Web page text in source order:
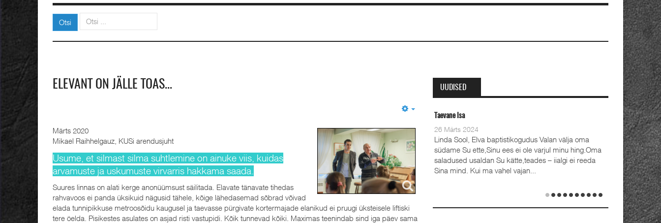
Otsi Otsi
ELEVANT ON JÄLLE TOAS...
Märts 2020
Mikael Raihhelgauz, KUSi arendusjuht
Usume, et silmast silma suhtlemine on ainuke viis, kuidas
arvamuste ja uskumuste virvarris hakkama saada.
Suures linnas on alati kerge anonüümsust säilitada. Elavate tänavate tihedas
rahvavoos ei panda üksikuid nägusid tähele, kõige lähedasemad sõbrad võivad
elada tunnipikkuse metroosõidu kaugusel ja taevasse pürgivate kortermajade elanikud ei pruugi üksteisele liftiski
tere öelda. Pisikestes asulates on asjad risti vastupidi. Kõik tunnevad kõiki. Maximas teenindab sind iga päev sama
UUDISED
26 Märts 2024
Linda Sool, Elva baptistikogudus Valan välja oma
südame Su ette,Sinu ees ei ole varjul minu hing.Oma
saladused usaldan Su kätte,teades – iialgi ei reeda
Sina mind. Kui ma vahel vajan...
Oleviste kahe pastori ordineerimine
Detsember 2023 Kaks aastat
advendipühapäeval seati
koguduses pastoriteks Teet
ja Rait Tõnnori (35), kelle kõrval
abikaasad Külli ja Hanna-Emilia.
toimus samuti 1. advendil, 3. detsembril
Jumalateenistusel jutlustasid EKB...